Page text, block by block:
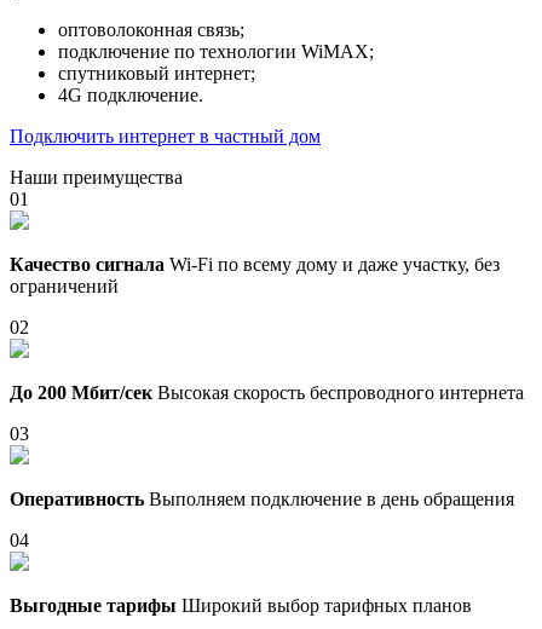
оптоволоконная связь;
подключение по технологии WiMAX;
спутниковый интернет;
4G подключение.
Подключить интернет в частный дом
Наши преимущества
01
Качество сигнала Wi-Fi по всему дому и даже участку, без
ограничений
02
До 200 Мбит/сек Высокая скорость беспроводного интернета
03
Оперативность Выполняем подключение в день обращения
04
Выгодные тарифы Широкий выбор тарифных планов